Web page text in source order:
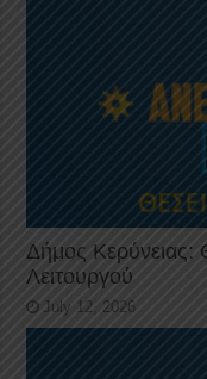
Δήμος Κερύνειας:
Λειτουργού
July 12, 2026